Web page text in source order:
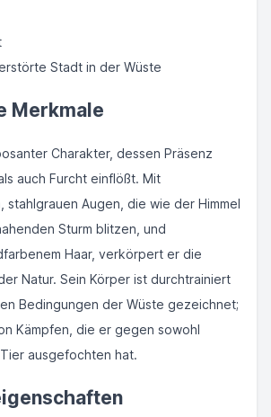
Stadt in der Wüste
Merkmale
Charakter, dessen Präsenz
auch Furcht einflößt. Mit
stahlgrauen Augen, die wie der Himmel
Sturm blitzen, und
Haar, verkörpert er die
Natur. Sein Körper ist durchtrainiert
Bedingungen der Wüste gezeichnet;
Kämpfen, die er gegen sowohl
ausgefochten hat.